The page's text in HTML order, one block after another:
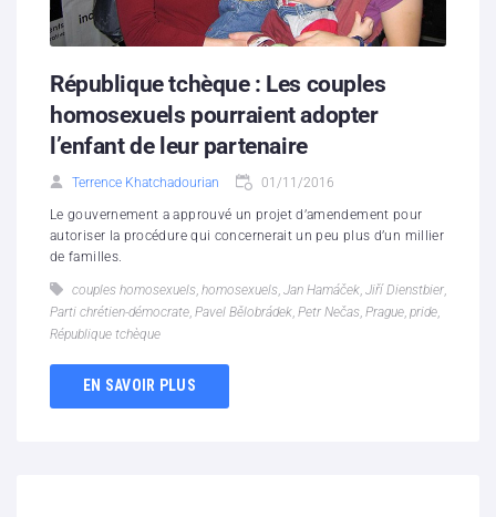
République tchèque : Les couples
homosexuels pourraient adopter
l’enfant de leur partenaire
Terrence Khatchadourian 01/11/2016
Le gouvernement a approuvé un projet d’amendement pour
autoriser la procédure qui concernerait un peu plus d’un millier
de familles.
couples homosexuels, homosexuels, Jan Hamáček, Jiří Dienstbier,
Parti chrétien-démocrate, Pavel Bělobrádek, Petr Nečas, Prague, pride,
République tchèque
EN SAVOIR PLUS